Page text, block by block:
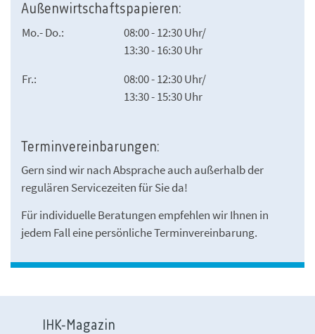
Außenwirtschaftspapieren:
Mo.- Do.:
08:00 - 12:30 Uhr/
13:30 - 16:30 Uhr
Fr.:
08:00 - 12:30 Uhr/
13:30 - 15:30 Uhr
Terminvereinbarungen:
Gern sind wir nach Absprache auch außerhalb der
regulären Servicezeiten für Sie da!
Für individuelle Beratungen empfehlen wir Ihnen in
jedem Fall eine persönliche Terminvereinbarung.
IHK-Magazin